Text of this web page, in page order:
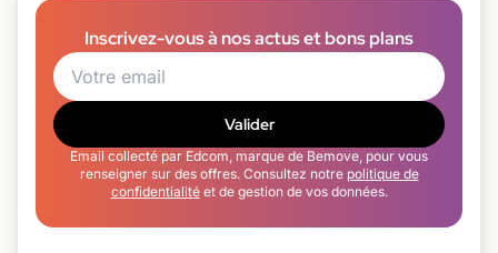
Inscrivez-vous à nos actus et bons plans
Valider
Email collecté par Edcom, marque de Bemove, pour vous
renseigner sur des offres. Consultez notre politique de
confidentialitéet de gestion de vos données.